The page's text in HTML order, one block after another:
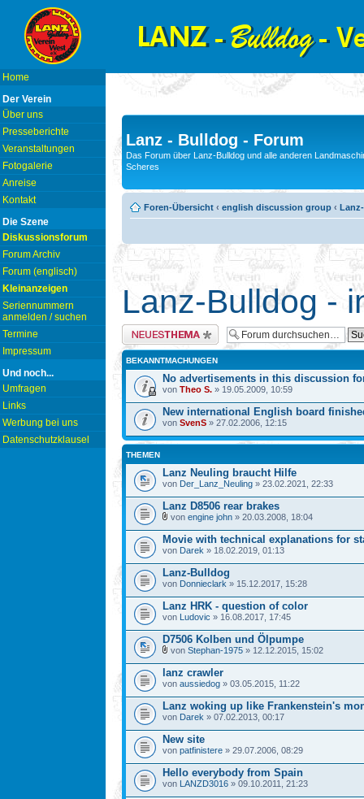
Home
Der Verein
Über uns
Presseberichte
Veranstaltungen
Fotogalerie
Anreise
Kontakt
Die Szene
Diskussionsforum
Forum Archiv
Forum (englisch)
Kleinanzeigen
Seriennummern
anmelden / suchen
Termine
Impressum
Und noch...
Umfragen
Links
Werbung bei uns
Datenschutzklausel
Lanz - Bulldog - Forum
Das Forum über Lanz-Bulldog und alle anderen
Scheres
Foren-Übersicht ‹ english discussion group ‹
Lanz-Bulldog -
Neues Thema erstellen
BEKANNTMACHUNGEN
No advertisements in this discussion
von Theo S. » 19.05.2009, 10:59
New international English board
von SvenS » 27.02.2006, 12:15
THEMEN
Lanz Neuling braucht Hilfe
von Der_Lanz_Neuling » 23.02.2021, 22:33
Lanz D8506 rear brakes
von engine john » 20.03.2008, 18:04
Movie with technical explanations for
von Darek » 18.02.2019, 01:13
Lanz-Bulldog
von Donnieclark » 15.12.2017, 15:28
Lanz HRK - question of color
von Ludovic » 16.08.2017, 17:45
D7506 Kolben und Ölpumpe
von Stephan-1975 » 12.12.2015, 15:02
lanz crawler
von aussiedog » 03.05.2015, 11:22
Lanz woking up like Frankenstein's
von Darek » 07.02.2013, 00:17
New site
von patfinistere » 29.07.2006, 08:29
Hello everybody from Spain
von LANZD3016 » 09.10.2011, 21:23